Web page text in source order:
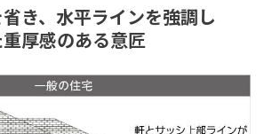
き、水平ラインを強調し
厚感のある意匠